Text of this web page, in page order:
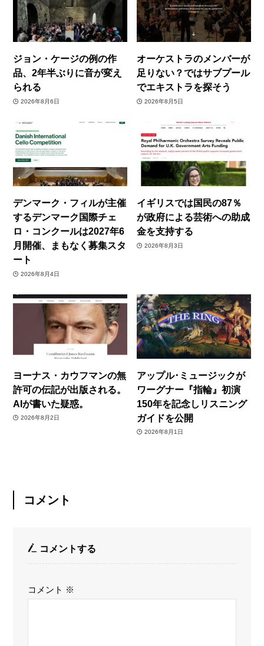
ジョン・ケージの例の作
品、2年半ぶりに音が変え
られる
2026年8月6日
オーケストラのメンバーが
足りない？ではサブプール
でエキストラを探そう
2026年8月5日
デンマーク・フィルが主催
するデンマーク国際チェ
ロ・コンクールは2027年6
月開催、まもなく募集スタ
ート
2026年8月4日
イギリスでは国民の87％
が政府による芸術への助成
金を支持する
2026年8月3日
ヨーナス・カウフマンの無
許可の伝記が出版される。
AIが書いた疑惑。
2026年8月2日
アップル･ミュージックが
ワーグナー『指輪』初演
150年を記念しリスニング
ガイドを公開
2026年8月1日
コメント
コメントする
コメント ※